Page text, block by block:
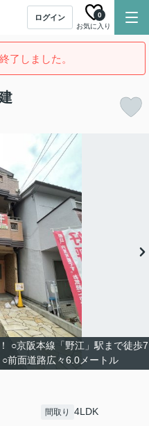
ログイン
お気に入り
0
了しました。
○京阪本線「野江」駅まで徒歩7
前面道路広々6.0メートル
間取り 4LDK